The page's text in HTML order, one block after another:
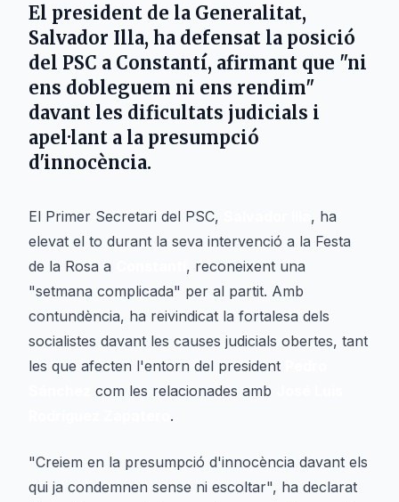
El president de la Generalitat,
Salvador Illa, ha defensat la posició
del PSC a Constantí, afirmant que "ni
ens dobleguem ni ens rendim"
davant les dificultats judicials i
apel·lant a la presumpció
d'innocència.
El Primer Secretari del PSC,
, ha
elevat el to durant la seva intervenció a la Festa
de la Rosa a
, reconeixent una
"setmana complicada" per al partit. Amb
contundència, ha reivindicat la fortalesa dels
socialistes davant les causes judicials obertes, tant
les que afecten l'entorn del president
com les relacionades amb
.
"Creiem en la presumpció d'innocència davant els
qui ja condemnen sense ni escoltar", ha declarat